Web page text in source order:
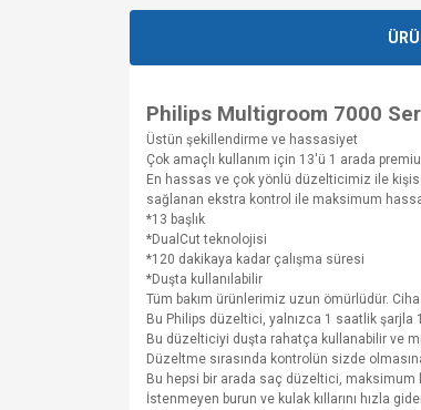
Philips Multigroom 7000
Üstün şekillendirme ve hassasiyet
Çok amaçlı kullanım için 13'ü 1 arada
En hassas ve çok yönlü düzelticimiz ile
sağlanan ekstra kontrol ile maksimum
*13 başlık
*DualCut teknolojisi
*120 dakikaya kadar çalışma süresi
*Duşta kullanılabilir
Tüm bakım ürünlerimiz uzun ömürlüdür.
Bu Philips düzeltici, yalnızca 1 saatlik şarjla
Bu düzelticiyi duşta rahatça kullanabilir ve
Düzeltme sırasında kontrolün sizde
Bu hepsi bir arada saç düzeltici, maksimum
İstenmeyen burun ve kulak kıllarını hızla